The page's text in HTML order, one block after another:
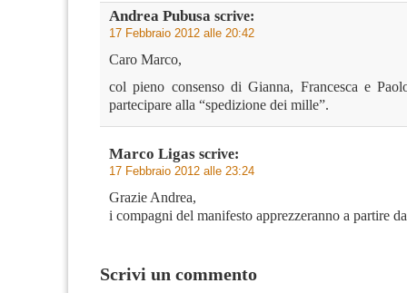
Andrea Pubusa scrive:
17 Febbraio 2012 alle 20:42
Caro Marco,
col pieno consenso di Gianna, Francesca e
partecipare alla “spedizione dei mille”.
Marco Ligas scrive:
17 Febbraio 2012 alle 23:24
Grazie Andrea,
i compagni del manifesto apprezzeranno a partire
Scrivi un commento